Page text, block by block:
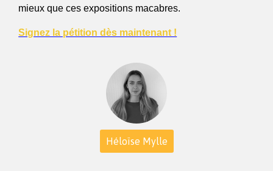
mieux que ces expositions macabres.
Signez la pétition dès maintenant !
Héloïse Mylle